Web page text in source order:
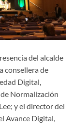
del alcalde
consellera de
Digital,
Normalización
y el director del
Avance Digital,